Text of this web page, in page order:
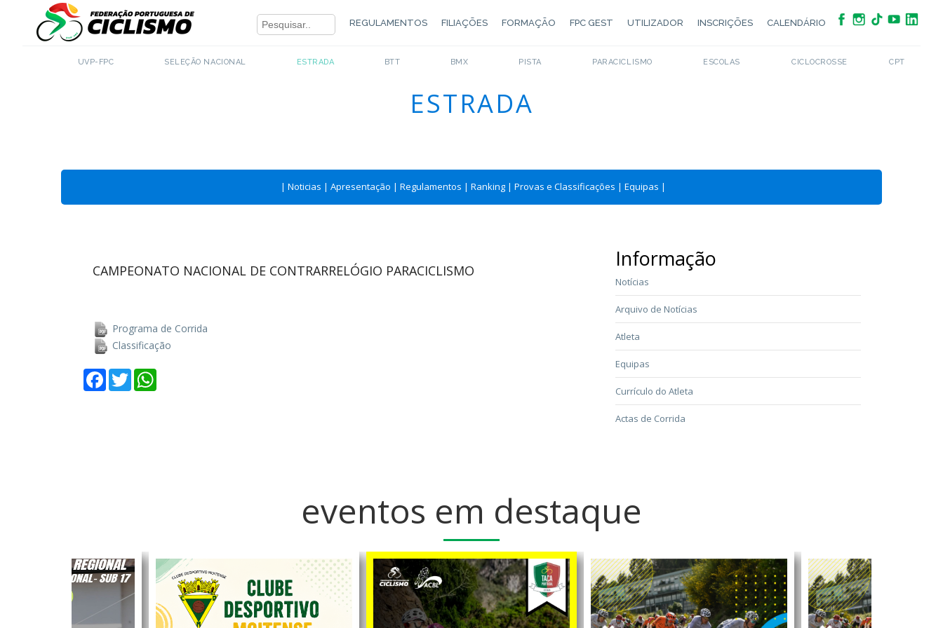
REGULAMENTOS FILIAÇÕES FORMAÇÃO FPC GEST UTILIZADOR INSCRIÇÕES CALENDÁRIO
UVP-FPC SELEÇÃO NACIONAL ESTRADA BTT BMX PISTA PARACICLISMO ESCOLAS CICLOCROSSE CPT
ESTRADA
| Noticias | Apresentação | Regulamentos | Ranking | Provas e Classificações | Equipas |
CAMPEONATO NACIONAL DE CONTRARRELÓGIO PARACICLISMO
Programa de Corrida
Classificação
Facebook
Twitter
Informação
Notícias
Arquivo de Notícias
Atleta
Equipas
Currículo do Atleta
Actas de Corrida
eventos em destaque